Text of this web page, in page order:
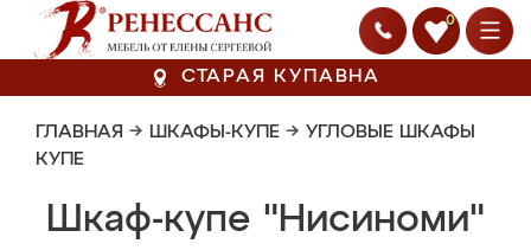
0
СТАРАЯ КУПАВНА
ГЛАВНАЯ → ШКАФЫ-КУПЕ → УГЛОВЫЕ ШКАФЫ
КУПЕ
Шкаф-купе "Нисиноми"